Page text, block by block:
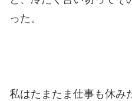
った。
私はたまたま仕事も休み